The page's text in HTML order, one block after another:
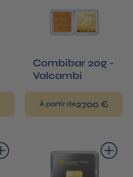
Combibar 20g -
Valcambi
À partir de2700 €